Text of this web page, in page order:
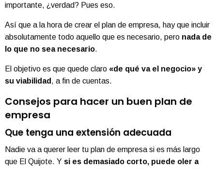
importante, ¿verdad? Pues eso.
Así que a la hora de crear el plan de empresa, hay que incluir
absolutamente todo aquello que es necesario, pero nada de
lo que no sea necesario.
El objetivo es que quede claro «de qué va el negocio» y
su viabilidad , a fin de cuentas.
Consejos para hacer un buen plan de
empresa
Que tenga una extensión adecuada
Nadie va a querer leer tu plan de empresa si es más largo
que El Quijote. Y si es demasiado corto, puede oler a